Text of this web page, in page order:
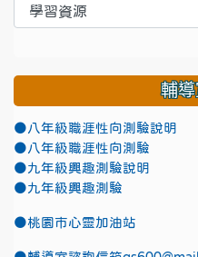
輔
●八年級職涯性向測驗說明
●八年級職涯性向測驗
●九年級興趣測驗說明
●九年級興趣測驗
●桃園市心靈加油站